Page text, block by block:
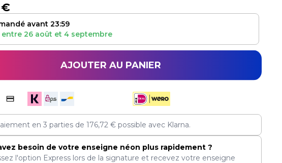
€
avant 23:59
entre 26 août et 4 septembre
AJOUTER AU PANIER
en 3 parties de176,72€ possible avec Klarna.
besoin de votre enseigne néon plus rapidement ?
l'option Express lors de la signature et recevez votre enseigne